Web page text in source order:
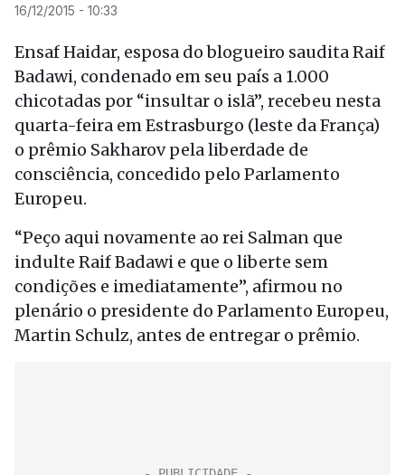
16/12/2015 - 10:33
Ensaf Haidar, esposa do blogueiro saudita Raif
Badawi, condenado em seu país a 1.000
chicotadas por “insultar o islã”, recebeu nesta
quarta-feira em Estrasburgo (leste da França)
o prêmio Sakharov pela liberdade de
consciência, concedido pelo Parlamento
Europeu.
“Peço aqui novamente ao rei Salman que
indulte Raif Badawi e que o liberte sem
condições e imediatamente”, afirmou no
plenário o presidente do Parlamento Europeu,
Martin Schulz, antes de entregar o prêmio.